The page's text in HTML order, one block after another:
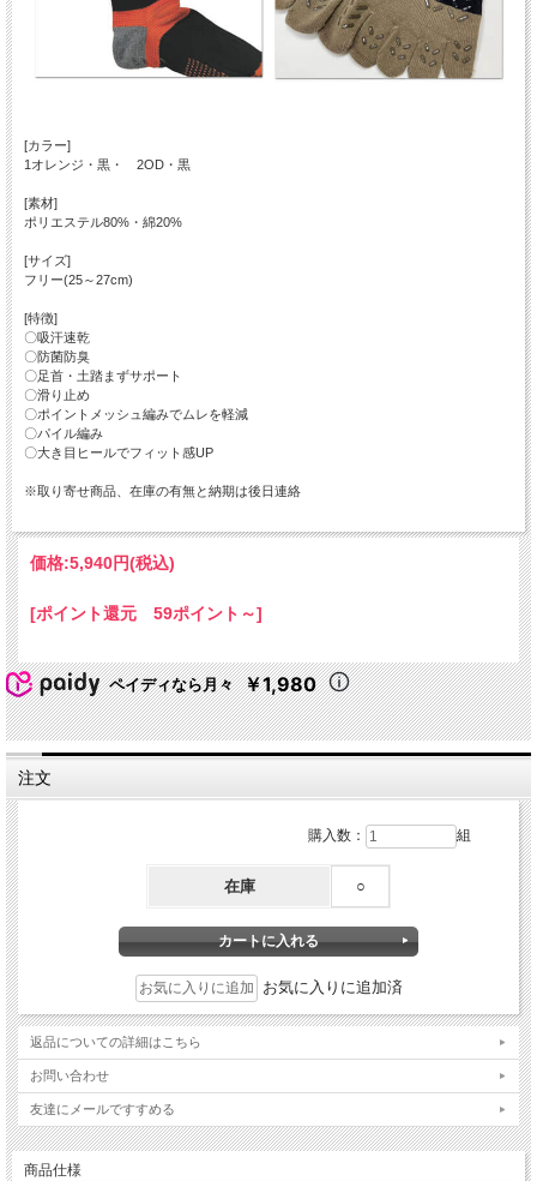
[カラー]
1オレンジ・黒・ 2OD・黒
[素材]
ポリエステル80%・綿20%
[サイズ]
フリー(25～27cm)
[特徴]
〇吸汗速乾
〇防菌防臭
〇足首・土踏まずサポート
〇滑り止め
〇ポイントメッシュ編みでムレを軽減
〇パイル編み
〇大き目ヒールでフィット感UP
※取り寄せ商品、在庫の有無と納期は後日連絡
価格:5,940円(税込)
[ポイント還元 59ポイント～]
ペイディなら月々 ￥1,980
注文
購入数： 組
在庫 ○
お気に入りに追加済
返品についての詳細はこちら
お問い合わせ
友達にメールですすめる
商品仕様